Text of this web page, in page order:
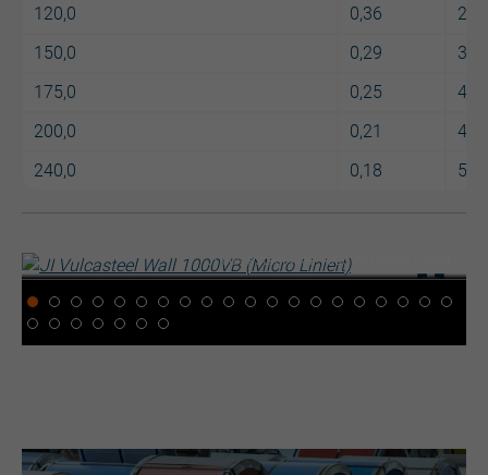
120,0 0,36
150,0
0,29
175,0
0,25
4,0
200,0
0,21
240,0
0,18 5,5
JI Vulcasteel Wall 1000VB (Micro Liniert)